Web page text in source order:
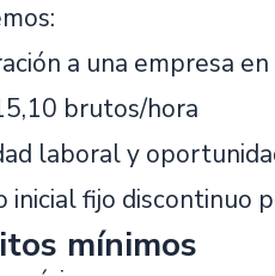
a una empresa
brutos/hora
laboral y
inicial fijo discontinuo
mínimos